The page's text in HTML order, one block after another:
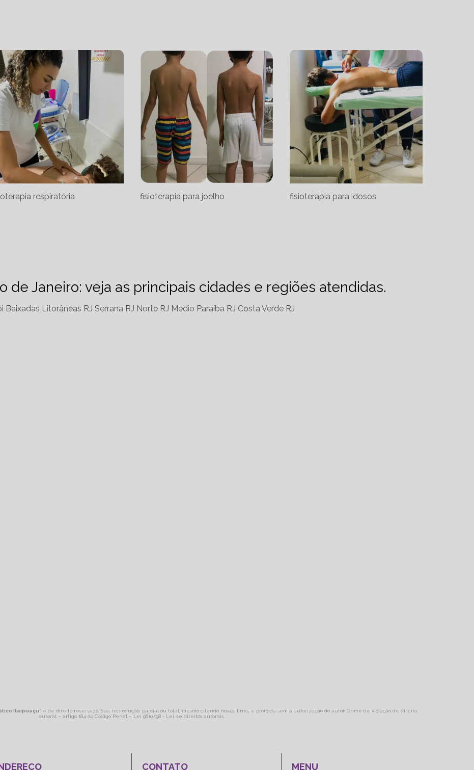
respiratória fisioterapia para joelho fisioterapia para idosos
de Janeiro: veja as principais cidades e regiões atendidas.
Baixadas Litorâneas RJ Serrana RJ Norte RJ Médio Paraíba RJ Costa Verde RJ
Itaipuaçu" é de direito reservado. Sua reprodução, parcial ou total, mesmo citando nossos links, é proibida sem a autorização do autor. Crime de violação de direito
autoral – artigo 184 do Código Penal – Lei 9610/98 - Lei de direitos autorais
CONTATO MENU